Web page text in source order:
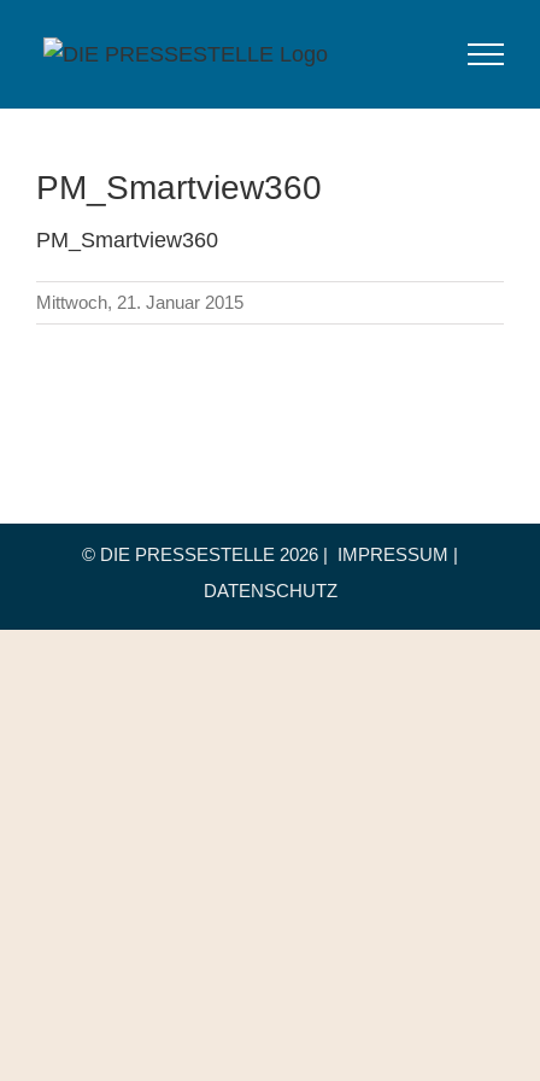
Inhalt
PM_Smartview360
PM_Smartview360
Mittwoch, 21. Januar 2015
© DIE PRESSESTELLE 2026 | IMPRESSUM |
DATENSCHUTZ